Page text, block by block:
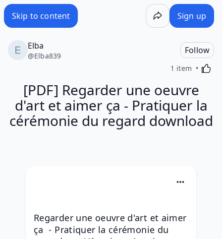
Skip to content Sign up
Elba
@Elba839
Follow
1 item
[PDF] Regarder une oeuvre
d'art et aimer ça - Pratiquer la
cérémonie du regard download
Regarder une oeuvre d'art et aimer
ça  - Pratiquer la cérémonie du